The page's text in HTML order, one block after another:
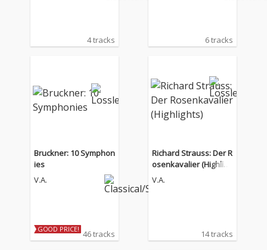
4 tracks 6 tracks
Bruckner: 10 Symphon
ies
V.A.
GOOD PRICE! 46 tracks
Richard Strauss: Der R
osenkavalier (Highligh
ts)
V.A.
14 tracks